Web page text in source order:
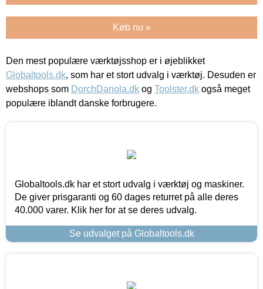
Køb nu »
Den mest populære værktøjsshop er i øjeblikket
Globaltools.dk, som har et stort udvalg i værktøj. Desuden er
webshops som DorchDanola.dk og Toolster.dk også meget
populære iblandt danske forbrugere.
Globaltools.dk har et stort udvalg i værktøj og maskiner.
De giver prisgaranti og 60 dages returret på alle deres
40.000 varer. Klik her for at se deres udvalg.
Se udvalget på Globaltools.dk